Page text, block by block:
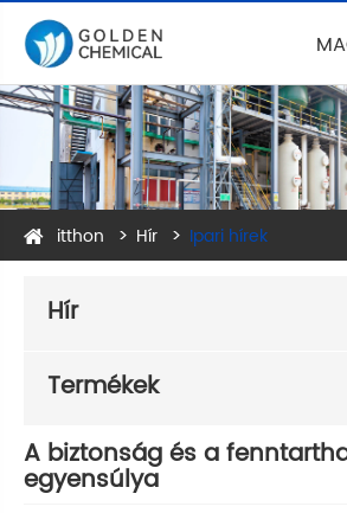
itthon Hír Ipari hírek
Hír
Termékek
A biztonság és a
egyensúlya